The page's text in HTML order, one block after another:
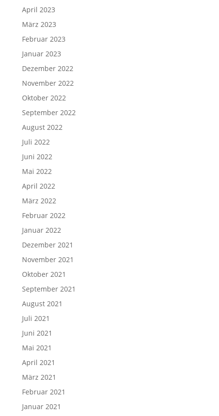
April 2023
März 2023
Februar 2023
Januar 2023
Dezember 2022
November 2022
Oktober 2022
September 2022
August 2022
Juli 2022
Juni 2022
Mai 2022
April 2022
März 2022
Februar 2022
Januar 2022
Dezember 2021
November 2021
Oktober 2021
September 2021
August 2021
Juli 2021
Juni 2021
Mai 2021
April 2021
März 2021
Februar 2021
Januar 2021